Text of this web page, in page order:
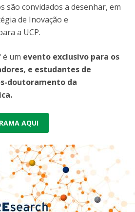
são convidados a desenhar, em
de Inovação e
a UCP.
é um evento exclusivo para os
e estudantes de
doutoramento da
AQUI